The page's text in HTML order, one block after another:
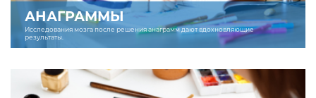
АНАГРАММЫ
Исследования мозга после решения анаграмм дают вдохновляющие
результаты.